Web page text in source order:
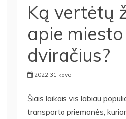
Ką vertėtų
apie miesto
dviračius?
2022 31 kovo
Šiais laikais vis labiau
transporto priemonės,